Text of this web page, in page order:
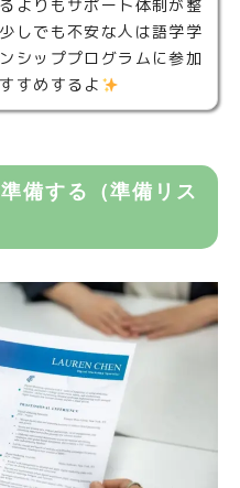
よりもサポート体制が整
しでも不安な人は語学学
シッププログラムに参加
すめするよ
備する（準備リス